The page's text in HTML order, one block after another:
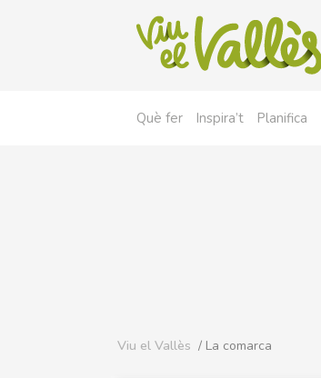
Què fer Inspira’t Planifica
Viu el Vallès / La comarca